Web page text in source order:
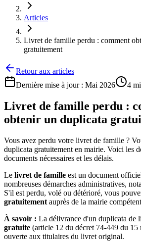
Articles
Livret de famille perdu : comment
gratuitement
Retour aux articles
Dernière mise à jour : Mai 2026 4
Livret de famille perdu :
obtenir un duplicata
Vous avez perdu votre livret de famille ?
duplicata gratuitement en mairie. Voici les
documents nécessaires et les délais.
Le livret de famille est un document
nombreuses démarches administratives,
S'il est perdu, volé ou détérioré, vous
gratuitement auprès de la mairie
À savoir : La délivrance d'un duplicata de
gratuite (article 12 du décret 74-449 du 15
ouverte aux titulaires du livret original.